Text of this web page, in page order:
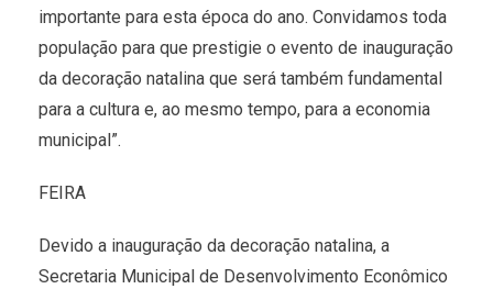
importante para esta época do ano. Convidamos toda
população para que prestigie o evento de inauguração
da decoração natalina que será também fundamental
para a cultura e, ao mesmo tempo, para a economia
municipal”.
FEIRA
Devido a inauguração da decoração natalina, a
Secretaria Municipal de Desenvolvimento Econômico